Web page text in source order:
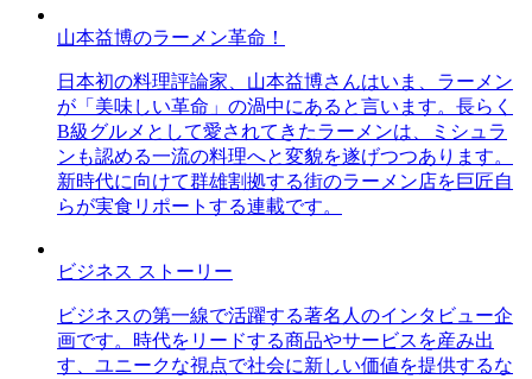
山本益博のラーメン革命！
日本初の料理評論家、山本益博さんはいま、ラーメン
が「美味しい革命」の渦中にあると言います。長らく
B級グルメとして愛されてきたラーメンは、ミシュラ
ンも認める一流の料理へと変貌を遂げつつあります。
新時代に向けて群雄割拠する街のラーメン店を巨匠自
らが実食リポートする連載です。
ビジネス ストーリー
ビジネスの第一線で活躍する著名人のインタビュー企
画です。時代をリードする商品やサービスを産み出
す、ユニークな視点で社会に新しい価値を提供するな